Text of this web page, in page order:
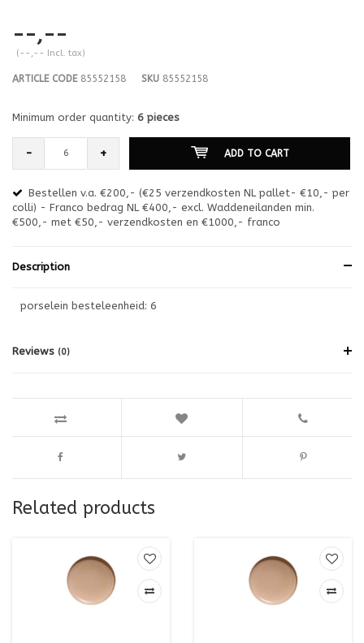
--,--
(--,-- Incl. tax)
ARTICLE CODE85552158 SKU 85552158
Minimum order quantity: 6 pieces
- + ADD TO CART
Bestellen v.a. €200,- (€25 verzendkosten NL pallet- €10,- per
colli) - Franco bedrag NL €400,- excl. Waddeneilanden min.
€500,- met €50,- verzendkosten en €1000,- franco
Description
porselein besteleenheid: 6
Reviews (0)
Related products